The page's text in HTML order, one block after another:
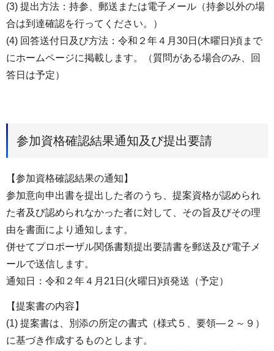
(3) 提出方法：持参、郵送または電子メール（持参以外の場
合は到達確認を行ってください。）
(4) 回答送付日及び方法：令和２年４月30日(木曜日)頃まで
にホームページに掲載します。（質問がある場合のみ、回
答日は予定）
参加資格確認結果通知及び提出要請
【参加資格確認結果の通知】
参加意向申出書を提出した者のうち、提案資格が認められ
た者及び認められなかった者に対して、その旨及びその理
由を書面により通知します。
併せてプロポーザル関係書類提出要請書を郵送及び電子メ
ールで送信します。
通知日：令和２年４月21日(火曜日)頃発送（予定）
【提案書の内容】
(1) 提案書は、別添の所定の書式（様式５、要領―２～９）
に基づき作成するものとします。